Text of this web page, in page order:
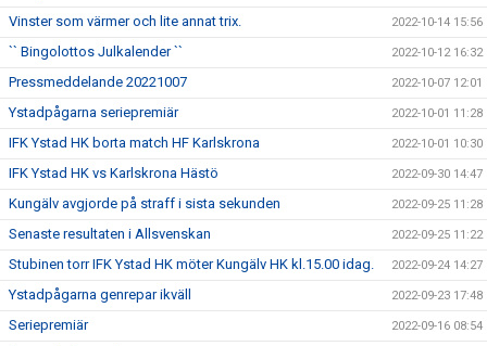
Vinster som värmer och lite annat trix. 2022-10-14 15:56
`` Bingolottos Julkalender `` 2022-10-12 16:32
Pressmeddelande 20221007 2022-10-07 12:01
Ystadpågarna seriepremiär 2022-10-01 11:28
IFK Ystad HK borta match HF Karlskrona 2022-10-01 10:30
IFK Ystad HK vs Karlskrona Hästö 2022-09-30 14:47
Kungälv avgjorde på straff i sista sekunden 2022-09-25 11:28
Senaste resultaten i Allsvenskan 2022-09-25 11:22
Stubinen torr IFK Ystad HK möter Kungälv HK kl.15.00 idag. 2022-09-24 14:27
Ystadpågarna genrepar ikväll 2022-09-23 17:48
Seriepremiär 2022-09-16 08:54